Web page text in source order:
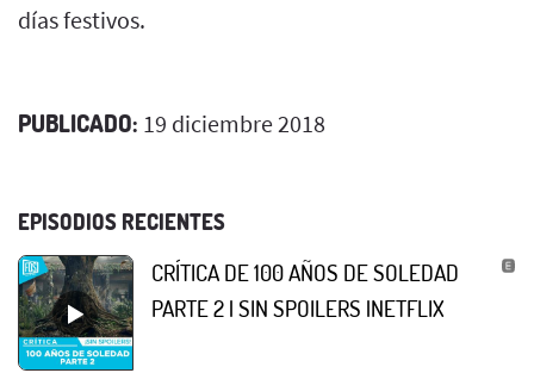
días festivos.
PUBLICADO: 19 diciembre 2018
EPISODIOS RECIENTES
CRÍTICA DE 100 AÑOS DE SOLEDAD
PARTE 2 | SIN SPOILERS |NETFLIX